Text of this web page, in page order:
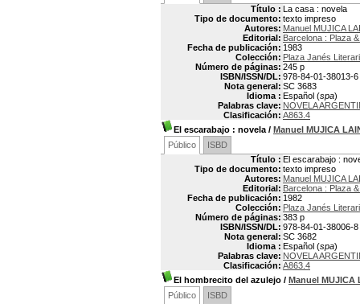
Título : La casa : novela
Tipo de documento: texto impreso
Autores: Manuel MUJICA
Editorial: Barcelona : Plaza
Fecha de publicación: 1983
Colección: Plaza Janés
Número de páginas: 245 p
ISBN/ISSN/DL: 978-84-01-38013-6
Nota general: SC 3683
Idioma : Español (spa)
Palabras clave: NOVELA
Clasificación: A863.4
El escarabajo : novela / Manuel MUJICA
Público
ISBD
Título : El escarabajo :
Tipo de documento: texto impreso
Autores: Manuel MUJICA
Editorial: Barcelona : Plaza
Fecha de publicación: 1982
Colección: Plaza Janés
Número de páginas: 383 p
ISBN/ISSN/DL: 978-84-01-38006-8
Nota general: SC 3682
Idioma : Español (spa)
Palabras clave: NOVELA
Clasificación: A863.4
El hombrecito del azulejo / Manuel MUJICA
Público
ISBD